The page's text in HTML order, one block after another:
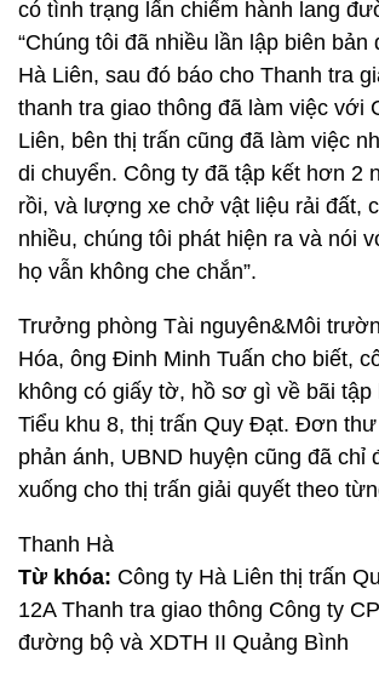
có tình trạng lấn chiếm hành lang
“Chúng tôi đã nhiều lần lập biên bản
Hà Liên, sau đó báo cho Thanh tra
thanh tra giao thông đã làm việc với
Liên, bên thị trấn cũng đã làm việc
di chuyển. Công ty đã tập kết hơn 2
rồi, và lượng xe chở vật liệu rải đất,
nhiều, chúng tôi phát hiện ra và nói
họ vẫn không che chắn”.
Trưởng phòng Tài nguyên&Môi
Hóa, ông Đinh Minh Tuấn cho biết,
không có giấy tờ, hồ sơ gì về bãi
Tiểu khu 8, thị trấn Quy Đạt. Đơn
phản ánh, UBND huyện cũng đã chỉ
xuống cho thị trấn giải quyết theo
Thanh Hà
Từ khóa: Công ty Hà Liên thị trấn
12A Thanh tra giao thông Công ty
đường bộ và XDTH II Quảng Bình